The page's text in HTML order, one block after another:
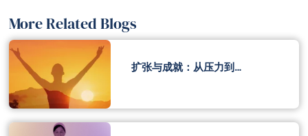
More Related Blogs
扩张与成就：从压力到…